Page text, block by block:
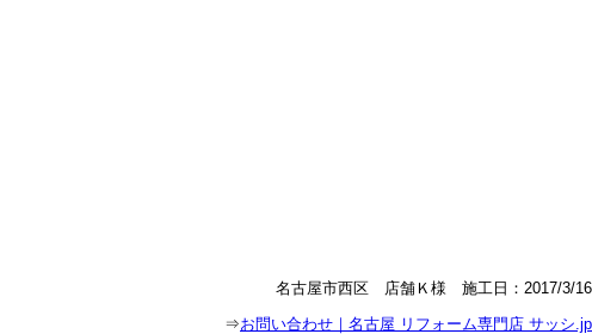
名古屋市西区 店舗Ｋ様 施工日：2017/3/16
⇒お問い合わせ｜名古屋 リフォーム専門店 サッシ.jp